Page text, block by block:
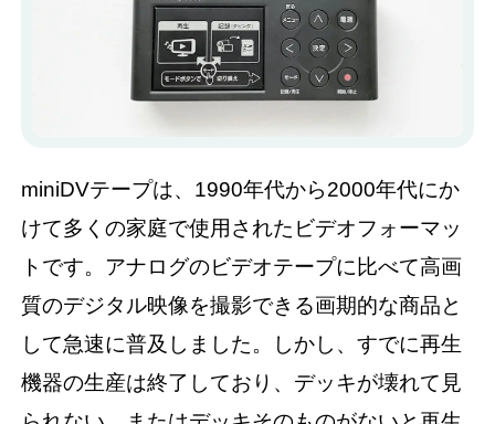
miniDVテープは、1990年代から2000年代にか
けて多くの家庭で使用されたビデオフォーマッ
トです。アナログのビデオテープに比べて高画
質のデジタル映像を撮影できる画期的な商品と
して急速に普及しました。しかし、すでに再生
機器の生産は終了しており、デッキが壊れて見